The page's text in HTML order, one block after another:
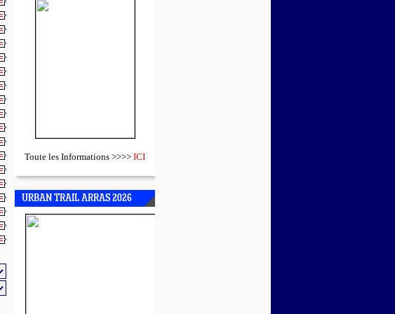
Toute les Informations >>>> ICI
URBAN TRAIL ARRAS 2026